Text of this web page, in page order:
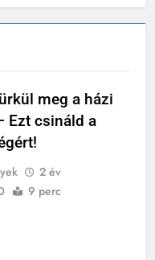
meg a házi
Ezt csináld a
2 év
9 perc